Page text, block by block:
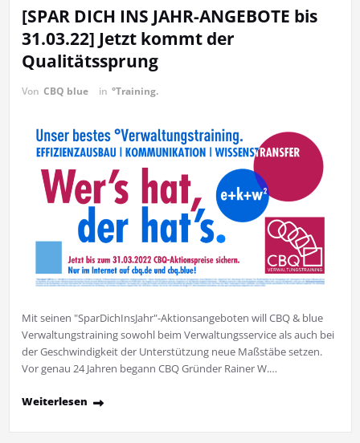
[SPAR DICH INS JAHR-ANGEBOTE bis
31.03.22] Jetzt kommt der
Qualitätssprung
Von CBQ blue in °Training.
Mit seinen "SparDichInsJahr"-Aktionsangeboten will CBQ & blue
Verwaltungstraining sowohl beim Verwaltungsservice als auch bei
der Geschwindigkeit der Unterstützung neue Maßstäbe setzen.
Vor genau 24 Jahren begann CBQ Gründer Rainer W.…
Weiterlesen